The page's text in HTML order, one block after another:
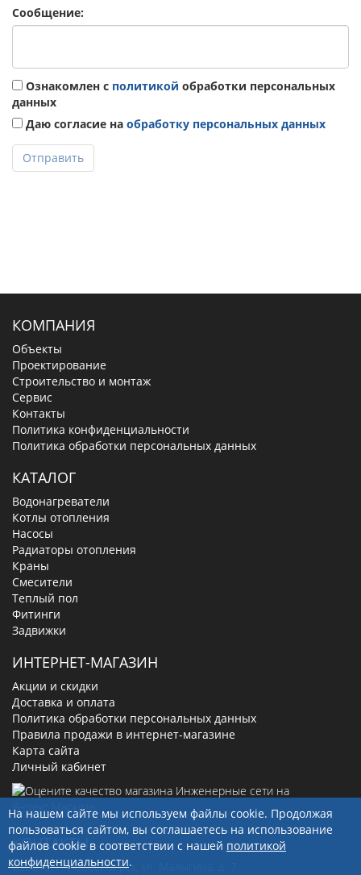
Сообщение:
Ознакомлен с политикой обработки персональных
данных
Даю согласие на обработку персональных данных
Отправить
КОМПАНИЯ
Объекты
Проектирование
Строительство и монтаж
Сервис
Контакты
Политика конфиденциальности
Политика обработки персональных данных
КАТАЛОГ
Водонагреватели
Котлы отопления
Насосы
Радиаторы отопления
Краны
Смесители
Теплый пол
Фитинги
Задвижки
ИНТЕРНЕТ-МАГАЗИН
Акции и скидки
Доставка и оплата
Политика обработки персональных данных
Правила продажи в интернет-магазине
Карта сайта
Личный кабинет
КОНТАКТЫ
630019, г.Новосибирск
На нашем сайте мы используем файлы cookie. Продолжая
пользоваться сайтом, вы соглашаетесь на использование
файлов cookie в соответствии с нашей политикой
конфиденциальности.